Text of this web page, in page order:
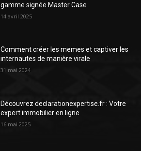
gamme signée Master Case
14 avril 2025
Comment créer les memes et captiver les
internautes de manière virale
31 mai 2024
Découvrez declarationexpertise.fr : Votre
expert immobilier en ligne
16 mai 2025